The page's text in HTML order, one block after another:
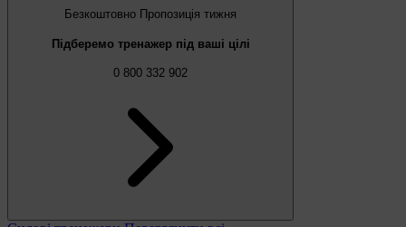
Безкоштовно Пропозиція тижня
Підберемо тренажер під ваші цілі
0 800 332 902